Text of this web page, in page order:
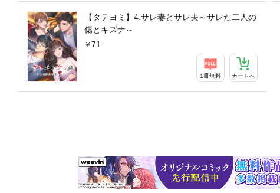
【タテヨミ】4.サレ妻とサレ夫～サレた二人の
傷とキズナ～
71
1冊無料 カートへ